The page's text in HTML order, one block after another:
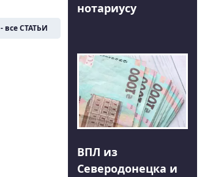
- все СТАТЬИ
нотариусу
ВПЛ из
Северодонецка и